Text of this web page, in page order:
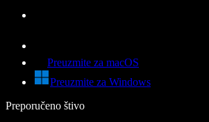
Preuzmite za macOS
Preuzmite za Windows
Preporučeno štivo